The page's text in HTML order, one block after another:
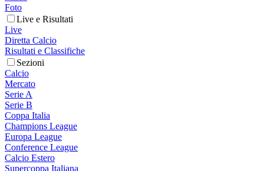
Foto
Live e Risultati
Live
Diretta Calcio
Risultati e Classifiche
Sezioni
Calcio
Mercato
Serie A
Serie B
Coppa Italia
Champions League
Europa League
Conference League
Calcio Estero
Supercoppa Italiana